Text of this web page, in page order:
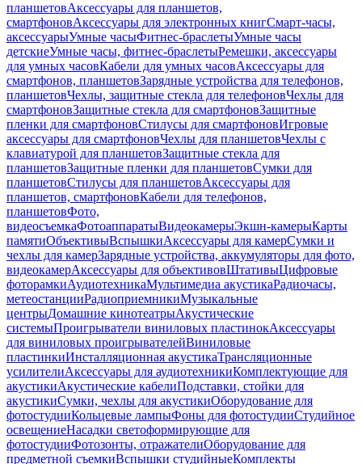
планшетовАксессуары для планшетов,
смартфоновАксессуары для электронных книгСмарт-часы,
аксессуарыУмные часыФитнес-браслетыУмные часы
детскиеУмные часы, фитнес-браслетыРемешки, аксессуары
для умных часовКабели для умных часовАксессуары для
смартфонов, планшетовЗарядные устройства для телефонов,
планшетовЧехлы, защитные стекла для телефоновЧехлы для
смартфоновЗащитные стекла для смартфоновЗащитные
пленки для смартфоновСтилусы для смартфоновИгровые
аксессуары для смартфоновЧехлы для планшетовЧехлы с
клавиатурой для планшетовЗащитные стекла для
планшетовЗащитные пленки для планшетовСумки для
планшетовСтилусы для планшетовАксессуары для
планшетов, смартфоновКабели для телефонов,
планшетовФото,
видеосъемкаФотоаппаратыВидеокамерыЭкшн-камерыКарты
памятиОбъективыВспышкиАксессуары для камерСумки и
чехлы для камерЗарядные устройства, аккумуляторы для фото,
видеокамерАксессуары для объективовШтативыЦифровые
фоторамкиАудиотехникаМультимедиа акустикаРадиочасы,
метеостанцииРадиоприемникиМузыкальные
центрыДомашние кинотеатрыАкустические
системыПроигрыватели виниловых пластинокАксессуары
для виниловых проигрывателейВиниловые
пластинкиИнсталляционная акустикаТрансляционные
усилителиАксессуары для аудиотехникиКомплектующие для
акустикиАкустические кабелиПодставки, стойки для
акустикиСумки, чехлы для акустикиОборудование для
фотостудииКольцевые лампыФоны для фотостудииСтудийное
освещениеНасадки светоформирующие для
фотостудииФотозонты, отражателиОборудование для
предметной съемкиВспышки студийныеКомплекты